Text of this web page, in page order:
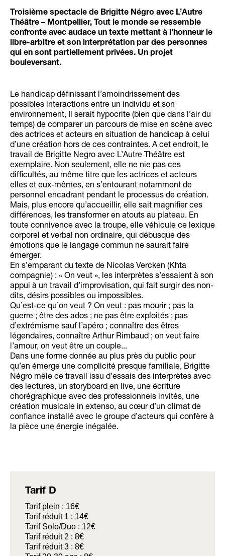
Troisième spectacle de Brigitte Négro avec L’Autre
Théâtre – Montpellier, Tout le monde se ressemble
confronte avec audace un texte mettant à l’honneur le
libre-arbitre et son interprétation par des personnes
qui en sont partiellement privées. Un projet
bouleversant.
Le handicap définissant l’amoindrissement des
possibles interactions entre un individu et son
environnement, Il serait hypocrite (bien que dans l’air du
temps) de comparer un parcours de mise en scène avec
des actrices et acteurs en situation de handicap à celui
d’une création hors de ces contraintes. A cet endroit, le
travail de Brigitte Negro avec L’Autre Théâtre est
exemplaire. Non seulement, elle ne nie pas ces
difficultés, au même titre que les actrices et acteurs
elles et eux-mêmes, en s’entourant notamment de
personnel encadrant pendant le processus de création.
Mais, plus encore qu’accueillir, elle sait magnifier ces
différences, les transformer en atouts au plateau. En
toute connivence avec la troupe, elle véhicule ce lexique
corporel et verbal non ordinaire, qui débusque des
émotions que le langage commun ne saurait faire
émerger.
En s’emparant du texte de Nicolas Vercken (Khta
compagnie) : « On veut », les interprètes s’essaient à son
appui à un travail d’improvisation, qui fait surgir des non-
dits, désirs possibles ou impossibles.
Qu’est-ce qu’on veut ? On veut : pas mourir ; pas la
guerre ; être des ados ; ne pas être exploités ; pas
d’extrémisme sauf l’apéro ; connaître des êtres
légendaires, connaître Arthur Rimbaud ; on veut faire
l’amour, on veut être un couple...
Dans une forme donnée au plus près du public pour
qu’en émerge une complicité presque familiale, Brigitte
Négro mêle ce travail issu d’essais des interprètes avec
des lectures, un storyboard en live, une écriture
chorégraphique avec des professionnels invités, une
création musicale in extenso, au cœur d’un climat de
confiance installé avec le groupe d’acteurs qui confère à
la pièce une énergie inégalée.
Tarif D
Tarif plein : 16€
Tarif réduit 1 : 14€
Tarif Solo/Duo : 12€
Tarif réduit 2 : 8€
Tarif réduit 3 : 8€